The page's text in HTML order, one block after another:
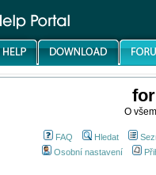
O
FAQ Hledat
Osobní nastavení